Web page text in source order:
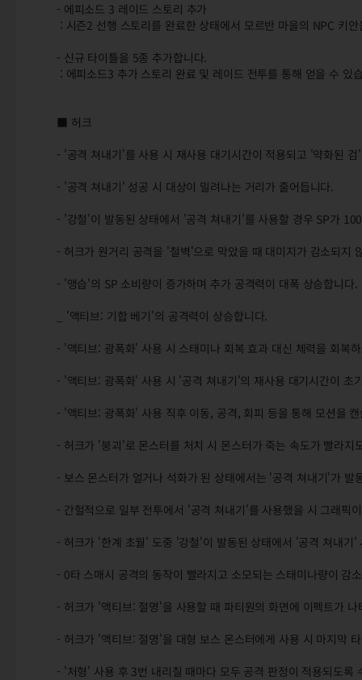
- 에피소드 3 레이드 스토리 추가
: 시즌2 선행 스토리를 완료한 상태에서 모르반 마을의 NPC 키
- 신규 타이틀을 5종 추가합니다.
: 에피소드3 추가 스토리 완료 및 레이드 전투를 통해 얻을 수 있
■ 허크
- '공격 쳐내기'를 사용 시 재사용 대기시간이 적용되고 '약화된
- '공격 쳐내기' 성공 시 대상이 밀려나는 거리가 줄어듭니다.
- '강철'이 발동된 상태에서 '공격 쳐내기'를 사용할 경우 SP가
- 허크가 원거리 공격을 '철벽'으로 막았을 때 대미지가 감소되지
- '맹습'의 SP 소비량이 증가하며 추가 공격력이 대폭 상승합니다.
_ '액티브: 기합 베기'의 공격력이 상승합니다.
- '액티브: 광폭화' 사용 시 스태미나 회복 효과 대신 체력을 회복
- '액티브: 광폭화' 사용 시 '공격 쳐내기'의 재사용 대기시간이
- '액티브: 광폭화' 사용 직후 이동, 공격, 회피 등을 통해 모션을
- 허크가 '붕괴'로 몬스터를 처치 시 몬스터가 죽는 속도가 빨라지
- 보스 몬스터가 얼거나 석화가 된 상태에서는 '공격 쳐내기'가 발
- 간헐적으로 일부 전투에서 '공격 쳐내기'를 사용했을 시 그래픽
- 허크가 '한계 초월' 도중 '강철'이 발동된 상태에서 '공격 쳐내기'
- 0타 스매시 공격의 동작이 빨라지고 소모되는 스태미나량이 감
- 허크가 '액티브: 절명'을 사용할 때 파티원의 화면에 이펙트가
- 허크가 '액티브: 절명'을 대형 보스 몬스터에게 사용 시 마지막
- '처형' 사용 후 3번 내리칠 때마다 모두 공격 판정이 적용되도록